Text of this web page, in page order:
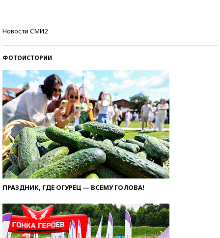
Новости СМИ2
ФОТОИСТОРИИ
ПРАЗДНИК, ГДЕ ОГУРЕЦ — ВСЕМУ ГОЛОВА!